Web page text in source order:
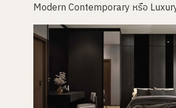
Modern Contemporary หรือ